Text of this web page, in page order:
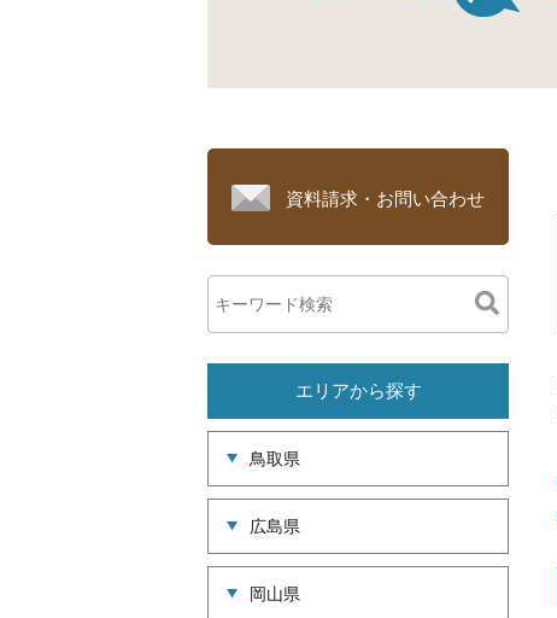
資料請求・お問い合わせ
エリアから探す
鳥取県
広島県
岡山県